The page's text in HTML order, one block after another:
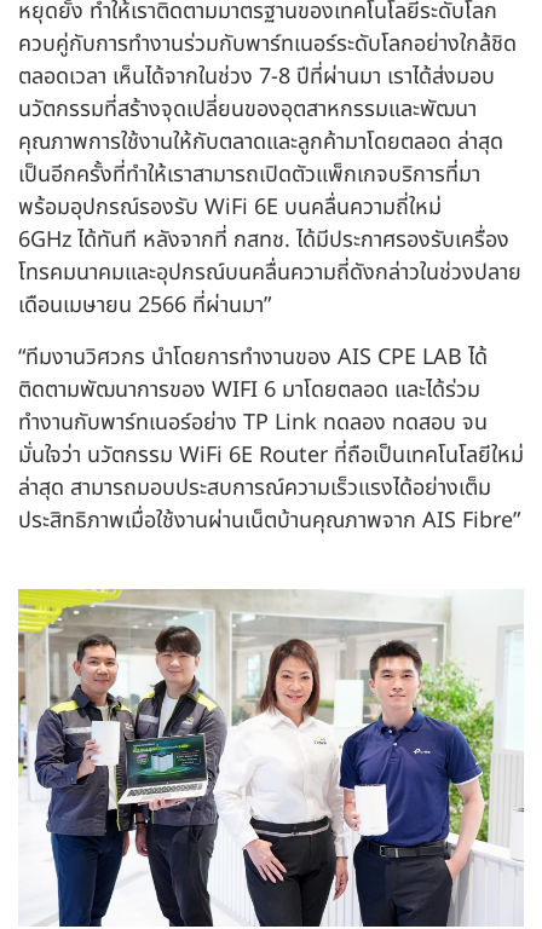
หยุดยั้ง ทำให้เราติดตามมาตรฐานของเทคโนโลยีระดับโลก
ควบคู่กับการทำงานร่วมกับพาร์ทเนอร์ระดับโลกอย่างใกล้ชิด
ตลอดเวลา เห็นได้จากในช่วง 7-8 ปีที่ผ่านมา เราได้ส่งมอบ
นวัตกรรมที่สร้างจุดเปลี่ยนของอุตสาหกรรมและพัฒนา
คุณภาพการใช้งานให้กับตลาดและลูกค้ามาโดยตลอด ล่าสุด
เป็นอีกครั้งที่ทำให้เราสามารถเปิดตัวแพ็กเกจบริการที่มา
พร้อมอุปกรณ์รองรับ WiFi 6E บนคลื่นความถี่ใหม่
6GHz ได้ทันที หลังจากที่ กสทช. ได้มีประกาศรองรับเครื่อง
โทรคมนาคมและอุปกรณ์บนคลื่นความถี่ดังกล่าวในช่วงปลาย
เดือนเมษายน 2566 ที่ผ่านมา”
“ทีมงานวิศวกร นำโดยการทำงานของ AIS CPE LAB ได้
ติดตามพัฒนาการของ WIFI 6 มาโดยตลอด และได้ร่วม
ทำงานกับพาร์ทเนอร์อย่าง TP Link ทดลอง ทดสอบ จน
มั่นใจว่า นวัตกรรม WiFi 6E Router ที่ถือเป็นเทคโนโลยีใหม่
ล่าสุด สามารถมอบประสบการณ์ความเร็วแรงได้อย่างเต็ม
ประสิทธิภาพเมื่อใช้งานผ่านเน็ตบ้านคุณภาพจาก AIS Fibre”